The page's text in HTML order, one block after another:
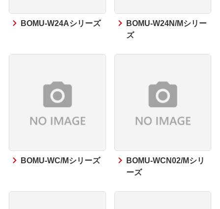
BOMU-W24Aシリーズ
BOMU-W24N/Mシリー
ズ
BOMU-WC/Mシリーズ
BOMU-WCN02/Mシリ
ーズ